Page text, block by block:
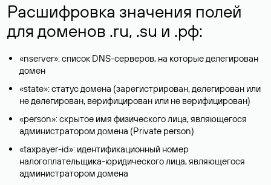
Расшифровка значения полей
для доменов .ru, .su и .рф:
«nserver»: список DNS-серверов, на которые делегирован
домен
«state»: статус домена (зарегистрирован, делегирован или
не делегирован, верифицирован или не верифицирован)
«person»: скрытое имя физического лица, являющегося
администратором домена (Privatе person)
«taxpayer-id»: идентификационный номер
налогоплательщика-юридического лица, являющегося
администратором домена